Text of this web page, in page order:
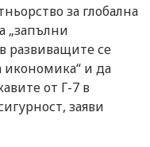
за глобална
„запълни
развиващите се
икономика“ и да
от Г-7 в
заяви